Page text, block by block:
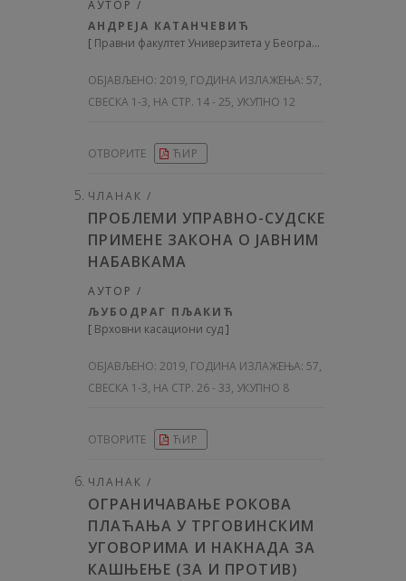
АУТОР /
АНДРЕЈА КАТАНЧЕВИЋ
[ Правни факултет Универзитета у Београду
ОБЈАВЉЕНО: 2019, ГОДИНА ИЗЛАЖЕЊА: 57,
СВЕСКА 1-3, НА СТР. 14 - 25, УКУПНО 12
ОТВОРИТЕ ЋИР
ЧЛАНАК /
ПРОБЛЕМИ УПРАВНО-СУДСКЕ
ПРИМЕНЕ ЗАКОНА О ЈАВНИМ
НАБАВКАМА
АУТОР /
ЉУБОДРАГ ПЉАКИЋ
[ Врховни касациони суд]
ОБЈАВЉЕНО: 2019, ГОДИНА ИЗЛАЖЕЊА: 57,
СВЕСКА 1-3, НА СТР. 26 - 33, УКУПНО 8
ОТВОРИТЕ ЋИР
ЧЛАНАК /
ОГРАНИЧАВАЊЕ РОКОВА
ПЛАЋАЊА У ТРГОВИНСКИМ
УГОВОРИМА И НАКНАДА ЗА
КАШЊЕЊЕ (ЗА И ПРОТИВ)